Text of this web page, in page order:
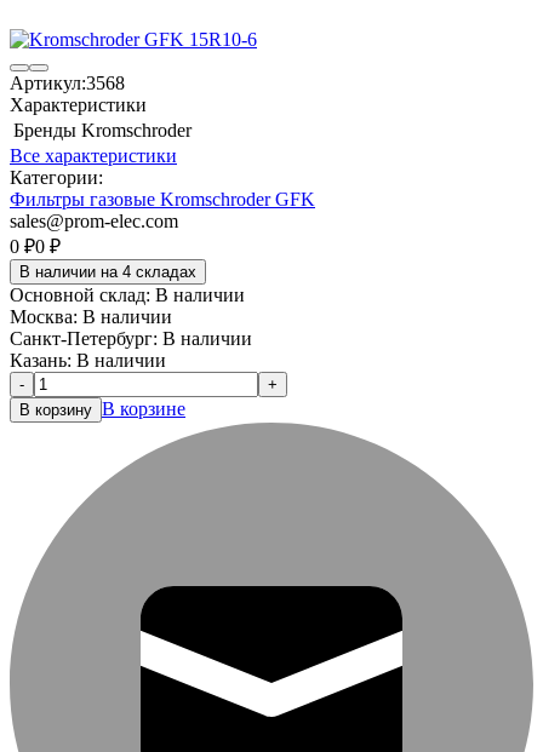
Артикул:3568
Характеристики
Бренды Kromschroder
Все характеристики
Категории:
Фильтры газовые Kromschroder GFK
sales@prom-elec.com
0 ₽0 ₽
В наличии на 4 складах
Основной склад: В наличии
Москва: В наличии
Санкт-Петербург: В наличии
Казань: В наличии
-
+
В корзину В корзине